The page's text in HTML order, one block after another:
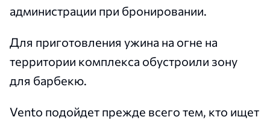
администрации при бронировании.
Для приготовления ужина на огне на
территории комплекса обустроили зону
для барбекю.
Vento подойдет прежде всего тем, кто ищет